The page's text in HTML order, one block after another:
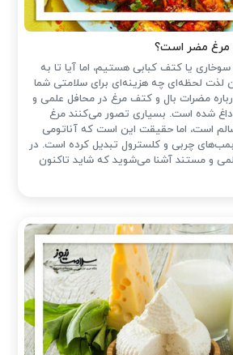
مرغ مضر است؟
یا کتف کبابی هستیم، اما آیا تا به
لذت لحظه‌ای چه هزینه‌ای برای سلامتی شما
مضرات بال و کتف مرغ در محافل علمی و
داغ شده است. بسیاری تصور می‌کنند مرغ
است، اما حقیقت این است که آناتومی
بمب‌های چربی و کلسترول تبدیل کرده است. در
با ۵ خطر علمی و مستند آشنا می‌شوید که شاید تاکنون